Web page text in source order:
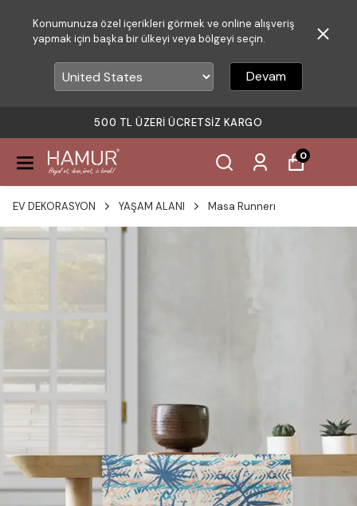
Konumunuza özel içerikleri görmek ve online alışveriş
yapmak için başka bir ülkeyi veya bölgeyi seçin.
Devam
500 TL ÜZERI ÜCRETSIZ KARGO
0
EV DEKORASYON YAŞAM ALANI Masa Runnerı